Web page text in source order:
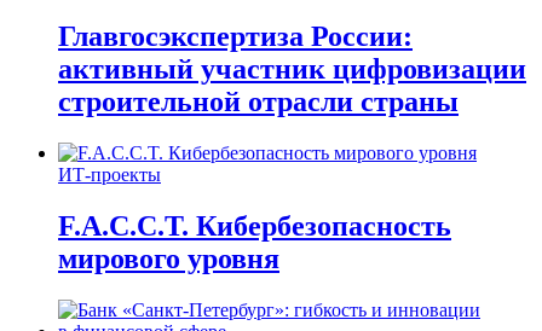
Главгосэкспертиза России:
активный участник цифровизации
строительной отрасли страны
ИТ-проекты
F.A.C.C.T. Кибербезопасность
мирового уровня